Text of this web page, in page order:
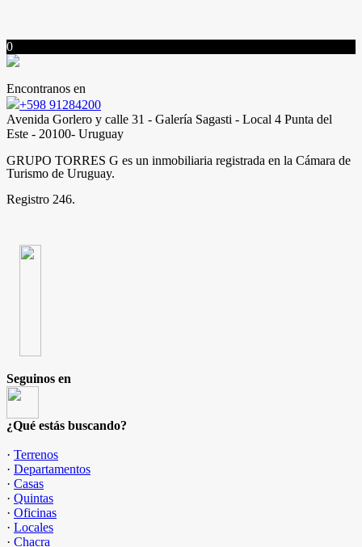
0
Encontranos en
+598 91284200
Avenida Gorlero y calle 31 - Galería Sagasti - Local 4 Punta del
Este - 20100- Uruguay
GRUPO TORRES G es un inmobiliaria registrada en la Cámara de
Turismo de Uruguay.
Registro 246.
Seguinos en
¿Qué estás buscando?
· Terrenos
· Departamentos
· Casas
· Quintas
· Oficinas
· Locales
· Chacra